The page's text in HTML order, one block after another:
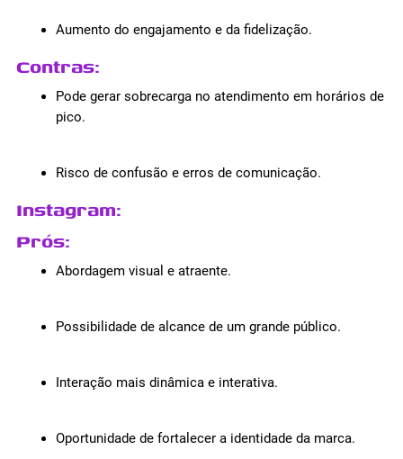
Aumento do engajamento e da fidelização.
Contras:
Pode gerar sobrecarga no atendimento em horários de
pico.
Risco de confusão e erros de comunicação.
Instagram:
Prós:
Abordagem visual e atraente.
Possibilidade de alcance de um grande público.
Interação mais dinâmica e interativa.
Oportunidade de fortalecer a identidade da marca.